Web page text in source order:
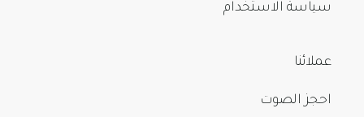
سياسة الاستخدام
عملائنا
احجز الصوت